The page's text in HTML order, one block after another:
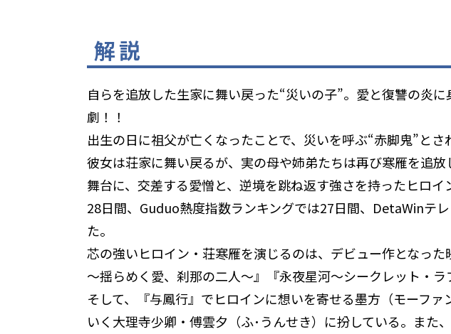
解説
自らを追放した生家に舞い戻った“災いの子”――。愛と復讐の
劇！！
出生の日に祖父が亡くなったことで、災いを呼ぶ“赤脚鬼”と
彼女は荘家に舞い戻るが、実の母や姉弟たちは再び寒雁を追
舞台に、交差する愛憎と、逆境を跳ね返す強さを持ったヒロ
28日間、Guduo熱度指数ランキングでは27日間、DetaWinテ
た。
芯の強いヒロイン・荘寒雁を演じるのは、デビュー作となっ
～揺らめく愛、刹那の二人～』『永夜星河～シークレット・
そして、『与鳳行』でヒロインに想いを寄せる墨方（モーフ
いく大理寺少卿・傅雲夕（ふ･うんせき）に扮している。ま